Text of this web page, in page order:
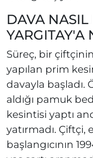
DAVA
YARGITAY'A
Süreç, bir
yapılan prim
davayla başladı.
aldığı pamuk
kesintisi yaptı
yatırmadı.
başlangıcının